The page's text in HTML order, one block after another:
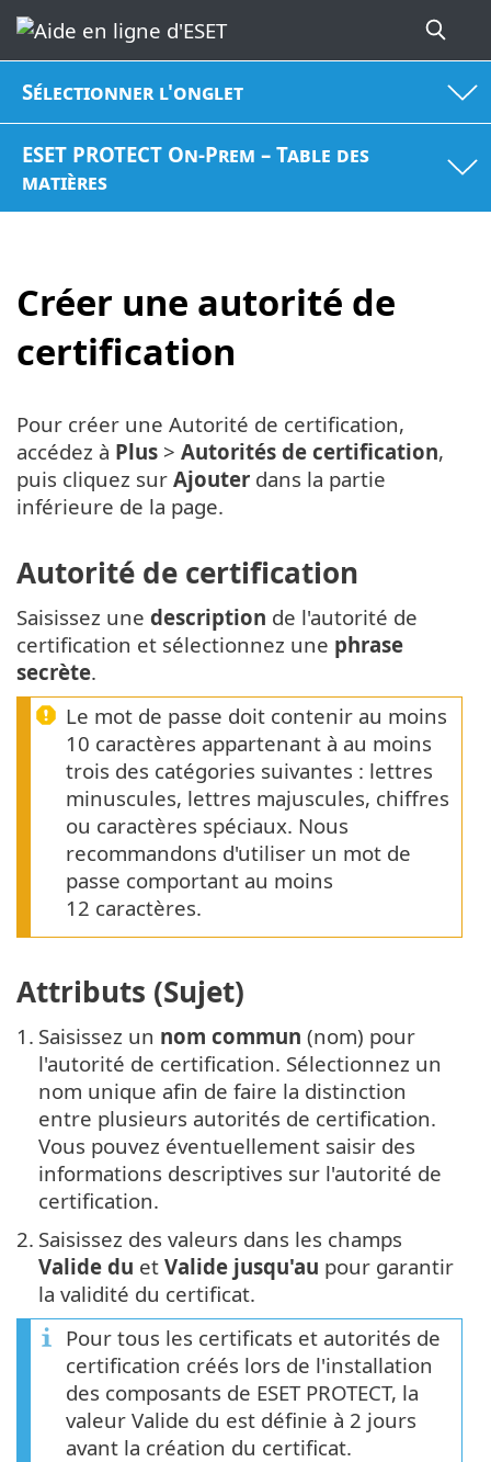
Sélectionner l'onglet
ESET PROTECT On-Prem – Table des
matières
Créer une autorité de
certification
Pour créer une Autorité de certification,
accédez à Plus > Autorités de certification,
puis cliquez sur Ajouter dans la partie
inférieure de la page.
Autorité de certification
Saisissez une description de l'autorité de
certification et sélectionnez une phrase
secrète.
Le mot de passe doit contenir au moins
10 caractères appartenant à au moins
trois des catégories suivantes : lettres
minuscules, lettres majuscules, chiffres
ou caractères spéciaux. Nous
recommandons d'utiliser un mot de
passe comportant au moins
12 caractères.
Attributs (Sujet)
1. Saisissez un nom commun (nom) pour
l'autorité de certification. Sélectionnez un
nom unique afin de faire la distinction
entre plusieurs autorités de certification.
Vous pouvez éventuellement saisir des
informations descriptives sur l'autorité de
certification.
2. Saisissez des valeurs dans les champs
Valide du et Valide jusqu'au pour garantir
la validité du certificat.
Pour tous les certificats et autorités de
certification créés lors de l'installation
des composants de ESET PROTECT, la
valeur Valide du est définie à 2 jours
avant la création du certificat.